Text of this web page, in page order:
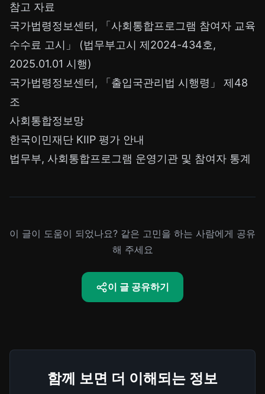
참고 자료
국가법령정보센터, 「사회통합프로그램 참여자 교육
수수료 고시」 (법무부고시 제2024-434호,
2025.01.01 시행)
국가법령정보센터, 「출입국관리법 시행령」 제48
조
사회통합정보망
한국이민재단 KIIP 평가 안내
법무부, 사회통합프로그램 운영기관 및 참여자 통계
이 글이 도움이 되었나요? 같은 고민을 하는 사람에게 공유
해 주세요
이 글 공유하기
함께 보면 더 이해되는 정보